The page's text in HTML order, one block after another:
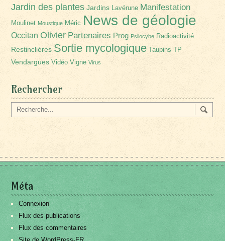
Jardin des plantes Jardins Lavérune Manifestation
Moulinet Moustique Méric News de géologie
Occitan Olivier Partenaires Prog Psilocybe Radioactivité
Restinclières Sortie mycologique Taupins TP
Vendargues Vidéo Vigne Virus
Rechercher
Méta
Connexion
Flux des publications
Flux des commentaires